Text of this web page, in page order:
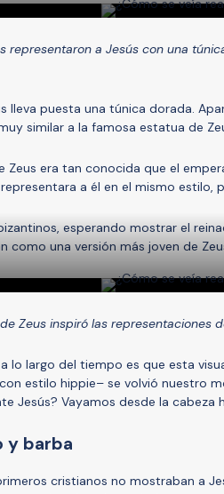
representaron a Jesús con una
lleva puesta una túnica dorada.
similar a la famosa estatua de
Zeus era tan conocida que el
a él en el mismo estilo,
esperando mostrar el
como una versión más joven de
Zeus inspiró las representaciones
lo largo del tiempo es que esta
estilo hippie– se volvió nuestro
Jesús? Vayamos desde la cabeza
y barba
cristianos no mostraban a